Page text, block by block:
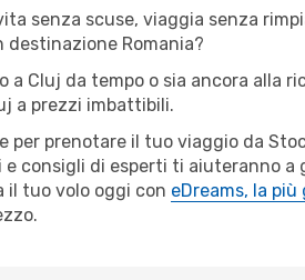
senza scuse, viaggia senza
Romania?
Cluj da tempo o sia ancora alla
a prezzi imbattibili.
per prenotare il tuo viaggio da
consigli di esperti ti aiuteranno
il tuo volo oggi con eDreams, la